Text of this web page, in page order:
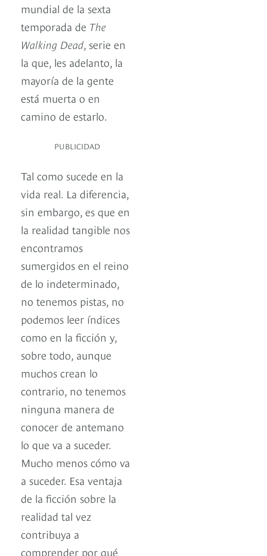
mundial de la sexta
temporada de The
Walking Dead, serie en
la que, les adelanto, la
mayoría de la gente
está muerta o en
camino de estarlo.
PUBLICIDAD
Tal como sucede en la
vida real. La diferencia,
sin embargo, es que en
la realidad tangible nos
encontramos
sumergidos en el reino
de lo indeterminado,
no tenemos pistas, no
podemos leer índices
como en la ficción y,
sobre todo, aunque
muchos crean lo
contrario, no tenemos
ninguna manera de
conocer de antemano
lo que va a suceder.
Mucho menos cómo va
a suceder. Esa ventaja
de la ficción sobre la
realidad tal vez
contribuya a
comprender por qué